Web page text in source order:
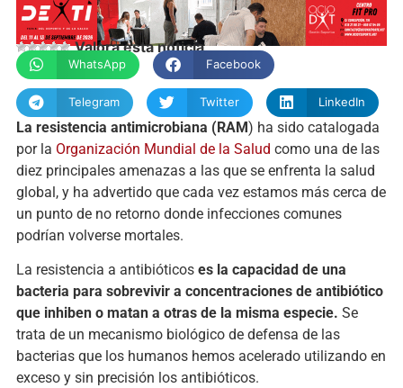
Valora esta noticia
WhatsApp Facebook
Telegram Twitter LinkedIn
La resistencia antimicrobiana (RAM) ha sido catalogada
por la Organización Mundial de la Salud como una de las
diez principales amenazas a las que se enfrenta la salud
global, y ha advertido que cada vez estamos más cerca de
un punto de no retorno donde infecciones comunes
podrían volverse mortales.
La resistencia a antibióticoses la capacidad de una
bacteria para sobrevivir a concentraciones de antibiótico
que inhiben o matan a otras de la misma especie. Se
trata de un mecanismo biológico de defensa de las
bacterias que los humanos hemos acelerado utilizando en
exceso y sin precisión los antibióticos.